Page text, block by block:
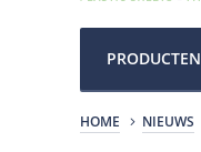
PRODUCTEN
HOME NIEUWS